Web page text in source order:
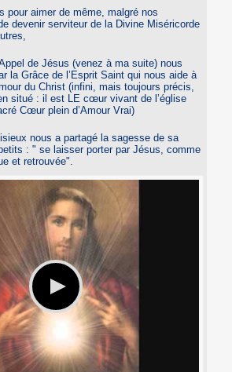
pour aimer de même, malgré nos
devenir serviteur de la Divine Miséricorde
de Jésus (venez à ma suite) nous
la Grâce de l’Esprit Saint qui nous aide à
du Christ (infini, mais toujours précis,
situé : il est LE cœur vivant de l’église
Cœur plein d’Amour Vrai)
nous a partagé la sagesse de sa
: " se laisser porter par Jésus, comme
et retrouvée".